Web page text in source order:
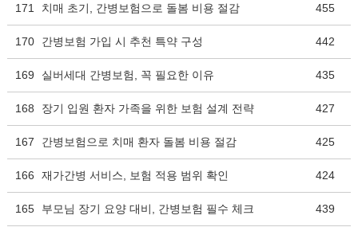
171 치매 초기, 간병보험으로 돌봄 비용 절감 455
170 간병보험 가입 시 추천 특약 구성 442
169 실버세대 간병보험, 꼭 필요한 이유 435
168 장기 입원 환자 가족을 위한 보험 설계 전략 427
167 간병보험으로 치매 환자 돌봄 비용 절감 425
166 재가간병 서비스, 보험 적용 범위 확인 424
165 부모님 장기 요양 대비, 간병보험 필수 체크 439